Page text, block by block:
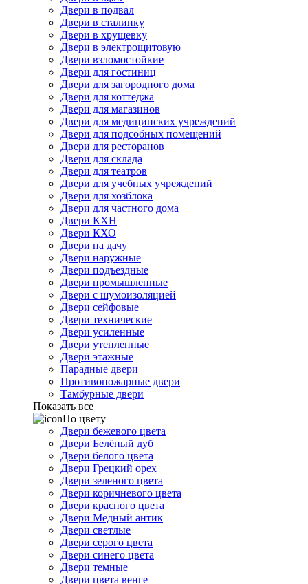
Двери в подвал
Двери в сталинку
Двери в хрущевку
Двери в электрощитовую
Двери взломостойкие
Двери для гостиниц
Двери для загородного дома
Двери для коттеджа
Двери для магазинов
Двери для медицинских учреждений
Двери для подсобных помещений
Двери для ресторанов
Двери для склада
Двери для театров
Двери для учебных учреждений
Двери для хозблока
Двери для частного дома
Двери КХН
Двери КХО
Двери на дачу
Двери наружные
Двери подъездные
Двери промышленные
Двери с шумоизоляцией
Двери сейфовые
Двери технические
Двери усиленные
Двери утепленные
Двери этажные
Парадные двери
Противопожарные двери
Тамбурные двери
Показать все
По цвету
Двери бежевого цвета
Двери Белёный дуб
Двери белого цвета
Двери Грецкий орех
Двери зеленого цвета
Двери коричневого цвета
Двери красного цвета
Двери Медный антик
Двери светлые
Двери серого цвета
Двери синего цвета
Двери темные
Двери цвета венге